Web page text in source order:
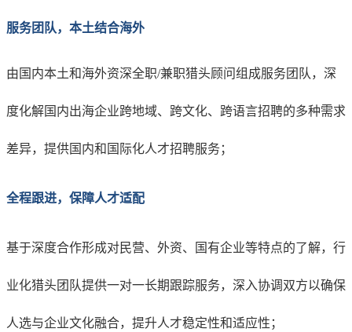
服务团队，本土结合海外
由国内本土和海外资深全职/兼职猎头顾问组 成服务团队，深
度化解国内出海企业跨地域、跨文化、跨语言招聘的多种需求
差异， 提供国内和国际化人才招聘服务；
全程跟进，保障人才适配
基于深度合作形成对民营、外资、国有企业等特点的了解， 行
业化猎头团队提供一对一长期跟踪服务，深入协调 双方以确保
人选与企业文化融合，提升人才稳定性和适应性 ；